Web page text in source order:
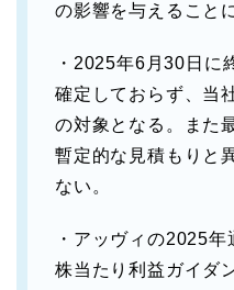
の影響を与えること
・2025年6月30日に
確定しておらず、当
の対象となる。また
暫定的な見積もりと
ない。
・アッヴィの2025
株当たり利益ガイダ